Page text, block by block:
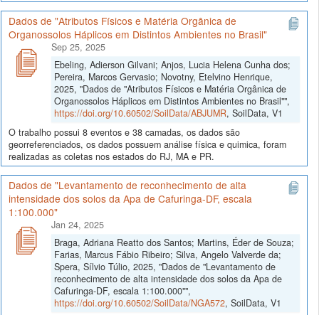
Dados de "Atributos Físicos e Matéria Orgânica de
Organossolos Háplicos em Distintos Ambientes no Brasil"
Sep 25, 2025
Ebeling, Adierson Gilvani; Anjos, Lucia Helena Cunha dos;
Pereira, Marcos Gervasio; Novotny, Etelvino Henrique,
2025, "Dados de "Atributos Físicos e Matéria Orgânica de
Organossolos Háplicos em Distintos Ambientes no Brasil"",
https://doi.org/10.60502/SoilData/ABJUMR, SoilData, V1
O trabalho possui 8 eventos e 38 camadas, os dados são
georreferenciados, os dados possuem análise física e quimica, foram
realizadas as coletas nos estados do RJ, MA e PR.
Dados de "Levantamento de reconhecimento de alta
intensidade dos solos da Apa de Cafuringa-DF, escala
1:100.000"
Jan 24, 2025
Braga, Adriana Reatto dos Santos; Martins, Éder de Souza;
Farias, Marcus Fábio Ribeiro; Silva, Angelo Valverde da;
Spera, Sílvio Túlio, 2025, "Dados de "Levantamento de
reconhecimento de alta intensidade dos solos da Apa de
Cafuringa-DF, escala 1:100.000"",
https://doi.org/10.60502/SoilData/NGA572, SoilData, V1